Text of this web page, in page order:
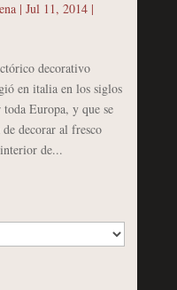
| Jul 11, 2014|
decorativo
en italia en los siglos
Europa, y que se
decorar al fresco
de...